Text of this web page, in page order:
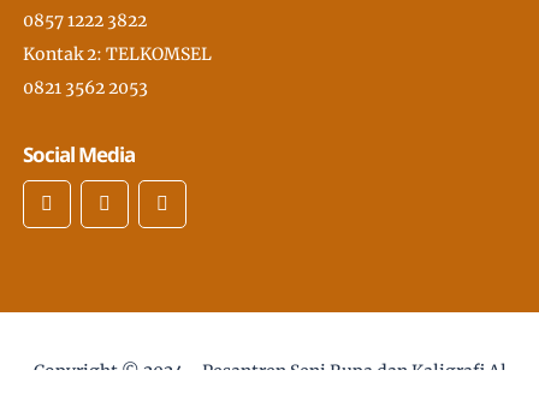
0857 1222 3822
Kontak 2: TELKOMSEL
0821 3562 2053
Social Media
Copyright © 2024 - Pesantren Seni Rupa dan Kaligrafi Al